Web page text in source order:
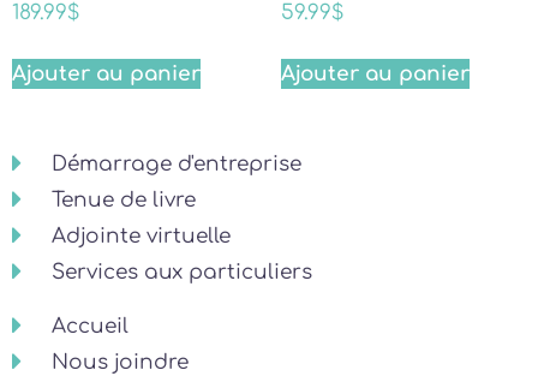
189.99$
Ajouter au panier
59.99$
Ajouter au panier
Démarrage d'entreprise
Tenue de livre
Adjointe virtuelle
Services aux particuliers
Accueil
Nous joindre